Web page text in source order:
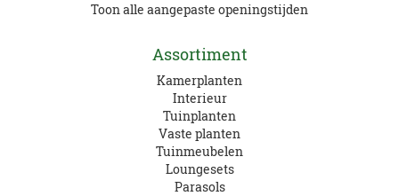
Toon alle aangepaste openingstijden
Assortiment
Kamerplanten
Interieur
Tuinplanten
Vaste planten
Tuinmeubelen
Loungesets
Parasols